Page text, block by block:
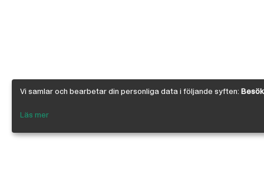
Vi samlar och bearbetar din personliga data i följande syften:
Läs mer